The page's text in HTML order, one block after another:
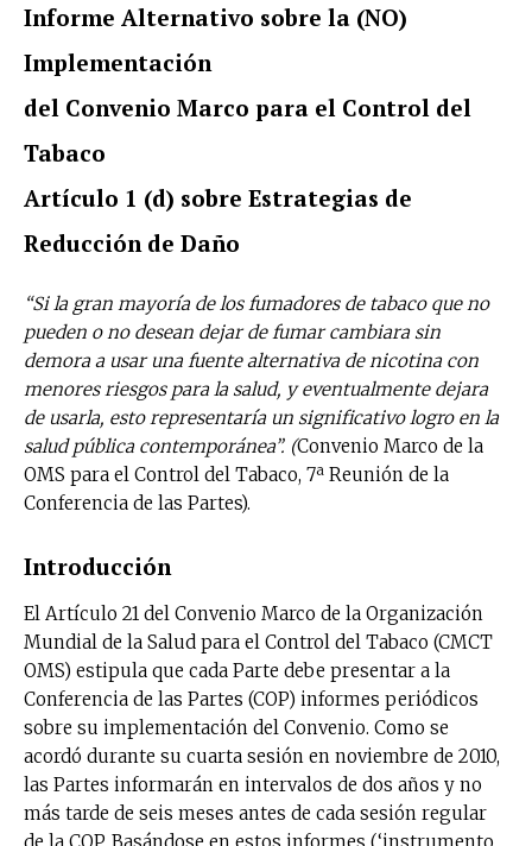
Informe Alternativo sobre la (NO)
Implementación
del Convenio Marco para el Control del
Tabaco
Artículo 1 (d) sobre Estrategias de
Reducción de Daño
“Si la gran mayoría de los fumadores de tabaco que no
pueden o no desean dejar de fumar cambiara sin
demora a usar una fuente alternativa de nicotina con
menores riesgos para la salud, y eventualmente dejara
de usarla, esto representaría un significativo logro en la
salud pública contemporánea”. (Convenio Marco de la
OMS para el Control del Tabaco, 7ª Reunión de la
Conferencia de las Partes).
Introducción
El Artículo 21 del Convenio Marco de la Organización
Mundial de la Salud para el Control del Tabaco (CMCT
OMS) estipula que cada Parte debe presentar a la
Conferencia de las Partes (COP) informes periódicos
sobre su implementación del Convenio. Como se
acordó durante su cuarta sesión en noviembre de 2010,
las Partes informarán en intervalos de dos años y no
más tarde de seis meses antes de cada sesión regular
de la COP. Basándose en estos informes (‘instrumento